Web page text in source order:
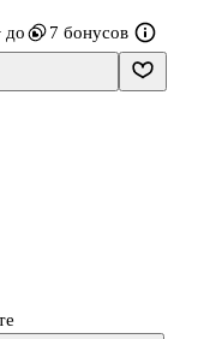
каучука,
представлен в
до 7 бонусов